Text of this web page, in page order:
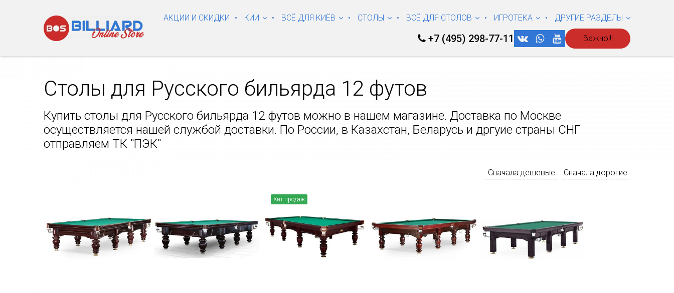
Важно!!!
АКЦИИ И СКИДКИ КИИ ВСЁ ДЛЯ КИЁВ СТОЛЫ ВСЁ ДЛЯ СТОЛОВ ИГРОТЕКА ДРУГИЕ РАЗДЕЛЫ
+7 (495) 298-77-11
Столы для Русского бильярда 12 футов
Купить столы для Русского бильярда 12 футов можно в нашем магазине. Доставка по Москве
осуществляется нашей службой доставки. По России, в Казахстан, Беларусь и дргуие страны СНГ
отправляем ТК "ПЭК"
Сначала дорогие
Сначала дешевые
Хит продаж